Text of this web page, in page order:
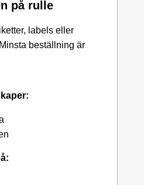
på rulle
labels eller
beställning är